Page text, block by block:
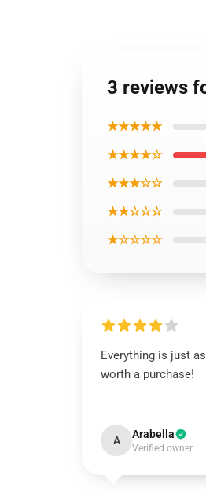
3 reviews
★★★★★
★★★★☆
★★★☆☆
★★☆☆☆
★☆☆☆☆
Everything is just
worth a purchase!
A Arabella
Verified owner